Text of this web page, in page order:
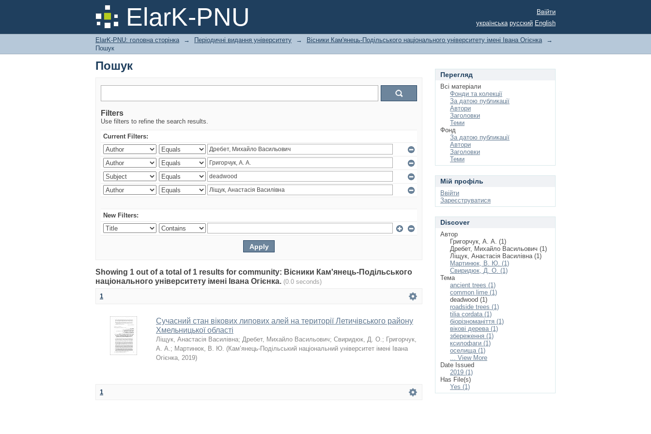
ElarK-PNU
Пошук
Ввійти
українська русский English
ElarK-PNU: головна сторінка → Періодичні видання університету → Вісники Кам'янець-Подільського національного університету імені Івана Огієнка
→
Пошук
Пошук
Filters
Use filters to refine the search results.
Current Filters:
New Filters:
Showing 1 out of a total of 1 results for community: Вісники Кам'янець-Подільського
національного університету імені Івана Огієнка. (0.0 seconds)
1
Сучасний стан вікових липових алей на території Летичівського району
Хмельницької області
Ліщук, Анастасія Василівна; Дребет, Михайло Васильович; Свиридюк, Д. О.; Григорчук,
А. А.; Мартинюк, В. Ю. (Кам’янець-Подільський національний університет імені Івана
Огієнка, 2019)
1
Перегляд
Всі матеріали
Фонди та колекції
За датою публикації
Автори
Заголовки
Теми
Фонд
За датою публикації
Автори
Заголовки
Теми
Мій профіль
Ввійти
Зареєструватися
Discover
Автор
Григорчук, А. А. (1)
Дребет, Михайло Васильович (1)
Ліщук, Анастасія Василівна (1)
Мартинюк, В. Ю. (1)
Свиридюк, Д. О. (1)
Тема
ancient trees (1)
common lime (1)
deadwood (1)
roadside trees (1)
tilia cordata (1)
біорізноманіття (1)
вікові дерева (1)
збереження (1)
ксилофаги (1)
оселища (1)
... View More
Date Issued
2019 (1)
Has File(s)
Yes (1)